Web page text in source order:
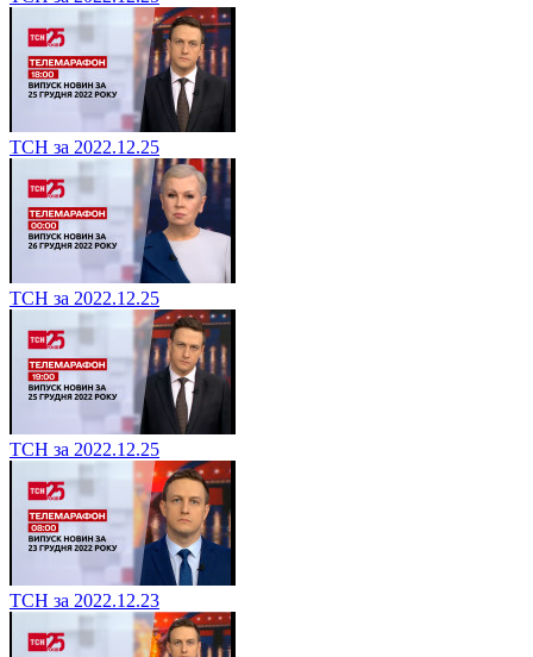
ТСН за 2022.12.25
ТСН за 2022.12.25
ТСН за 2022.12.25
ТСН за 2022.12.23